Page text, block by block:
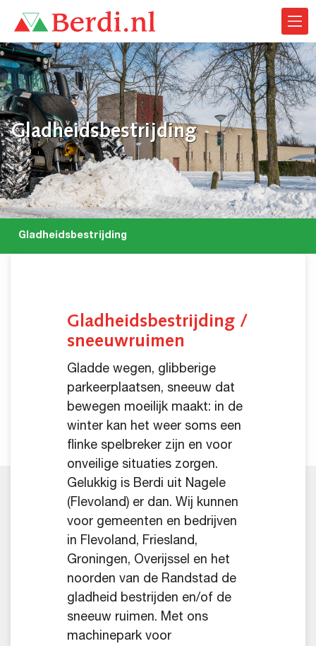
Gladheidsbestrijding
Gladheidsbestrijding
Gladheidsbestrijding /
sneeuwruimen
Gladde wegen, glibberige
parkeerplaatsen, sneeuw dat
bewegen moeilijk maakt: in de
winter kan het weer soms een
flinke spelbreker zijn en voor
onveilige situaties zorgen.
Gelukkig is Berdi uit Nagele
(Flevoland) er dan. Wij kunnen
voor gemeenten en bedrijven
in Flevoland, Friesland,
Groningen, Overijssel en het
noorden van de Randstad de
gladheid bestrijden en/of de
sneeuw ruimen. Met ons
machinepark voor